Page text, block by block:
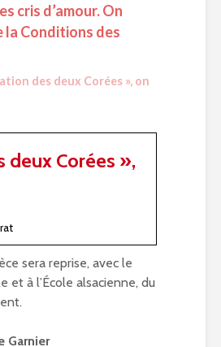
cris d’amour. On
la Conditions des
des deux Corées », on
deux Corées »,
sera reprise, avec le
et à l’École alsacienne, du
Garnier